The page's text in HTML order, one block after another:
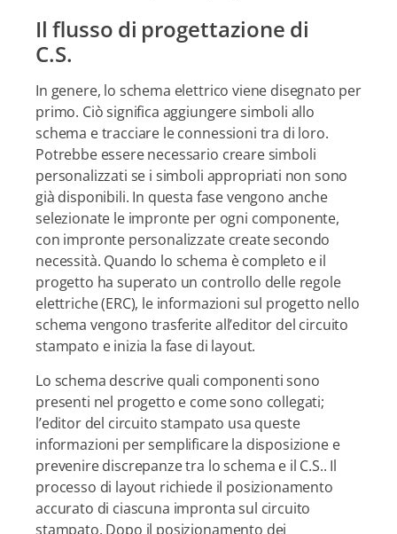
Il flusso di progettazione di
C.S.
In genere, lo schema elettrico viene disegnato per
primo. Ciò significa aggiungere simboli allo
schema e tracciare le connessioni tra di loro.
Potrebbe essere necessario creare simboli
personalizzati se i simboli appropriati non sono
già disponibili. In questa fase vengono anche
selezionate le impronte per ogni componente,
con impronte personalizzate create secondo
necessità. Quando lo schema è completo e il
progetto ha superato un controllo delle regole
elettriche (ERC), le informazioni sul progetto nello
schema vengono trasferite all’editor del circuito
stampato e inizia la fase di layout.
Lo schema descrive quali componenti sono
presenti nel progetto e come sono collegati;
l’editor del circuito stampato usa queste
informazioni per semplificare la disposizione e
prevenire discrepanze tra lo schema e il C.S.. Il
processo di layout richiede il posizionamento
accurato di ciascuna impronta sul circuito
stampato. Dopo il posizionamento dei